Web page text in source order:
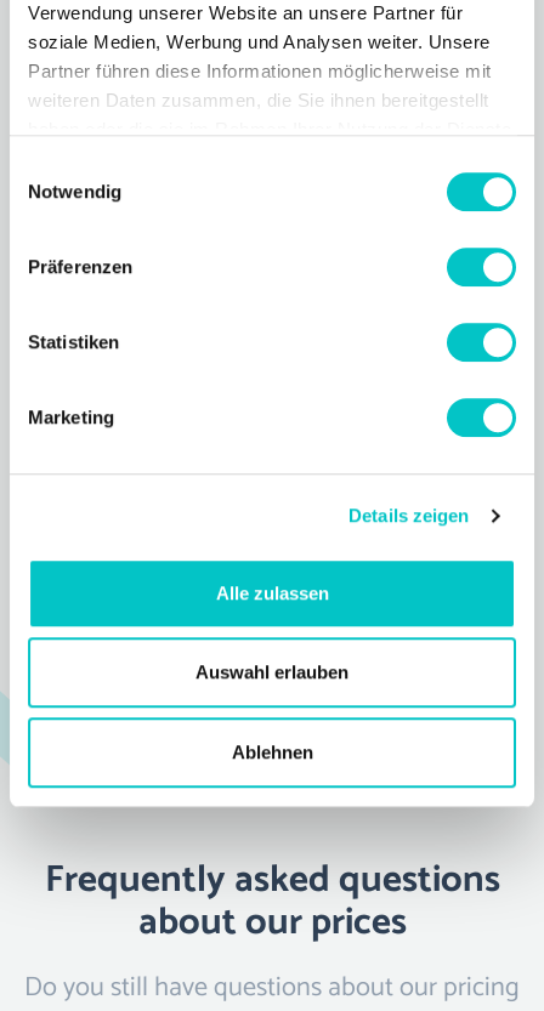
Verwendung unserer Website an unsere Partner für
soziale Medien, Werbung und Analysen weiter. Unsere
Partner führen diese Informationen möglicherweise mit
weiteren Daten zusammen, die Sie ihnen bereitgestellt
Notwendig
Präferenzen
Statistiken
Marketing
Details zeigen
Alle zulassen
Auswahl erlauben
Ablehnen
Try it for free
For individual projects, tailor-made features, and dedicated
personal support.
Finde das passende Lizenzpaket für dein Team – von kleinen
unbegrenzten Ausgaben.
Expenditure
Unlimited
Users
Unlimited
Unlimited
Contact us
Frequently asked questions
about our prices
Do you still have questions about our pricing